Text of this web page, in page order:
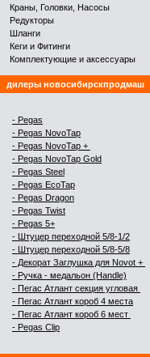
Краны, Головки, Насосы
Редукторы
Шланги
Кеги и Фитинги
Комплектующие и аксеcсуары
дилеры новосибирскпродмаш
- Pegas
- Pegas NovoTap
- Pegas NovoTap +
- Pegas NovoTap Gold
- Pegas Steel
- Pegas EcoTap
- Pegas Dragon
- Pegas Twist
- Pegas 5+
- Штуцер переходной 5/8-1/2
- Штуцер переходной 5/8-5/8
- Декорат Заглушка для Novot +
- Ручка - медальон (Handle)
- Пегас Атлант секция угловая
- Пегас Атлант короб 4 места
- Пегас Атлант короб 6 мест
- Pegas Clip